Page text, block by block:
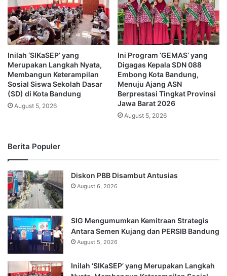
Inilah ‘SIKaSEP’ yang
Merupakan Langkah Nyata,
Membangun Keterampilan
Sosial Siswa Sekolah Dasar
(SD) di Kota Bandung
August 5, 2026
Ini Program ‘GEMAS’ yang
Digagas Kepala SDN 088
Embong Kota Bandung,
Menuju Ajang ASN
Berprestasi Tingkat Provinsi
Jawa Barat 2026
August 5, 2026
Berita Populer
Diskon PBB Disambut Antusias
August 6, 2026
SIG Mengumumkan Kemitraan Strategis
Antara Semen Kujang dan PERSIB Bandung
August 5, 2026
Inilah ‘SIKaSEP’ yang Merupakan Langkah